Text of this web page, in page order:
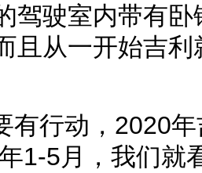
驾驶室内带有
且从一开始吉
有行动，2020
1-5月，我们就